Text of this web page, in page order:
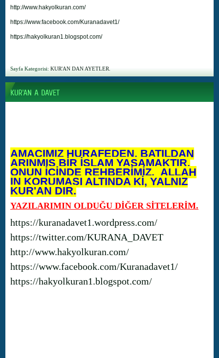
AMACIMIZ HURAFEDEN, BATILDAN
ARINMIŞ BİR İSLAM YAŞAMAKTIR.
ONUN İÇİNDE REHBERİMİZ, ALLAH
IN KORUMASI ALTINDA Kİ, YALNIZ
KUR'AN DIR.
YAZILARIMIN OLDUĞU DİĞER SİTELERİM.
https://kuranadavet1.wordpress.com/
https://twitter.com/KURANA_DAVET
http://www.hakyolkuran.com/
https://www.facebook.com/Kuranadavet1/
https://hakyolkuran1.blogspot.com/
http://www.hakyolkuran.com/
https://www.facebook.com/Kuranadavet1/
https://hakyolkuran1.blogspot.com/
Sayfa Kategorisi: KUR'AN DAN AYETLER.